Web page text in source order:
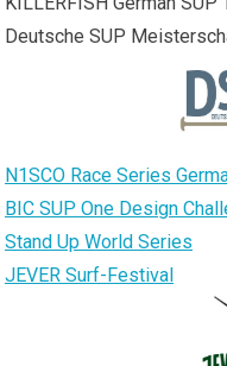
Deutsche SUP
N1SCO Race Series
BIC SUP One Design
Stand Up World Series
JEVER Surf-Festival